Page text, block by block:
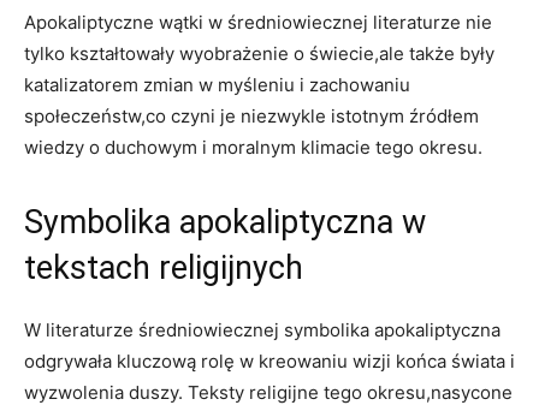
Apokaliptyczne wątki w średniowiecznej literaturze nie
tylko kształtowały wyobrażenie o świecie,ale także były
katalizatorem zmian w myśleniu i zachowaniu
społeczeństw,co czyni je niezwykle istotnym źródłem
wiedzy o⁢ duchowym i moralnym klimacie ⁢tego okresu.
Symbolika apokaliptyczna w‌
tekstach religijnych
W⁣ literaturze średniowiecznej symbolika apokaliptyczna
odgrywała kluczową rolę​ w kreowaniu wizji końca świata i‌
wyzwolenia duszy. Teksty religijne tego‌ okresu,nasycone